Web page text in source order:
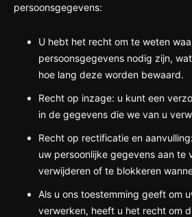
persoonsgegevens:
U hebt het recht om te weten
persoonsgegevens nodig zijn,
hoe lang deze worden bewaard.
Recht op inzage: u kunt een
in de gegevens die we van u
Recht op rectificatie en
uw persoonlijke gegevens aan te
verwijderen of te blokkeren
Als u ons toestemming geeft om
verwerken, heeft u het recht om